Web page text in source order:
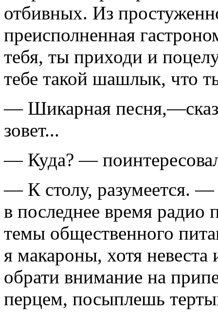
отбивных. Из
преисполненная
тебя, ты приходи и
тебе такой шашлык, что
— Шикарная
зовет...
— Куда? —
— К столу, разумеется.
в последнее время радио
темы общественного
я макароны, хотя
обрати внимание на
перцем, посыплешь